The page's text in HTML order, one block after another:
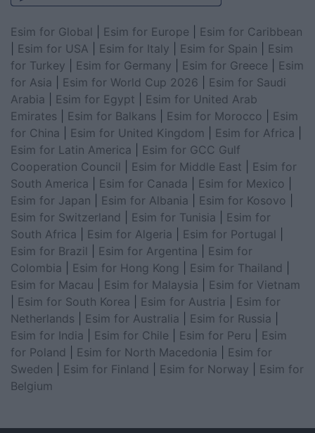
Esim for Global Esim for Europe
Esim for Caribbean
Esim for USA Esim for Italy Esim for Spain
Esim
for Turkey
Esim for Germany Esim for Greece
Esim
for Asia
Esim for World Cup 2026
Esim for Saudi
Arabia
Esim for Egypt
Esim for United Arab
Emirates
Esim for Balkans Esim for Morocco
Esim
for China
Esim for United Kingdom Esim for Africa
Esim for Latin America
Esim for GCC Gulf
Cooperation Council
Esim for Middle East
Esim for
South America
Esim for Canada Esim for Mexico
Esim for Japan
Esim for Albania Esim for Kosovo
Esim for Switzerland
Esim for Tunisia
Esim for
South Africa
Esim for Algeria Esim for Portugal
Esim for Brazil
Esim for Argentina
Esim for
Colombia
Esim for Hong Kong Esim for Thailand
Esim for Macau
Esim for Malaysia
Esim for Vietnam
Esim for South Korea Esim for Austria
Esim for
Netherlands
Esim for Australia Esim for Russia
Esim for India
Esim for Chile Esim for Peru
Esim
for Poland
Esim for North Macedonia
Esim for
Sweden
Esim for Finland Esim for Norway
Esim for
Belgium